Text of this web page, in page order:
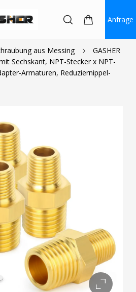
Anfrage
aus Messing
GASHER
Sechskant, NPT-Stecker x NPT-
Armaturen, Reduziernippel-